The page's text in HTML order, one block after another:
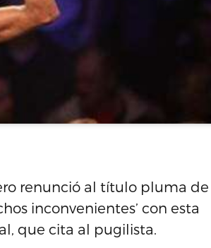
renunció al título pluma de
inconvenientes’ con esta
que cita al pugilista.